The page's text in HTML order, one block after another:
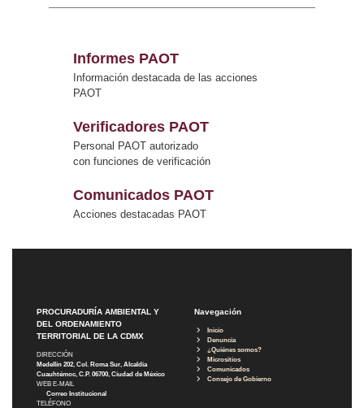
Informes PAOT
Información destacada de las acciones
PAOT
Verificadores PAOT
Personal PAOT autorizado
con funciones de verificación
Comunicados PAOT
Acciones destacadas PAOT
PROCURADURÍA AMBIENTAL Y
DEL ORDENAMIENTO
TERRITORIAL DE LA CDMX
DIRECCIÓN
Medellín 202, Col. Roma Sur, Alcaldía
Cuauhtémoc, C.P. 06700, Ciudad de México
WEB E-MAIL
Correo Institucional
TELÉFONO
Navegación
Inicio
Denuncia
¿Quiénes somos?
Micrositios
Comunicados
Consejo de Gobierno